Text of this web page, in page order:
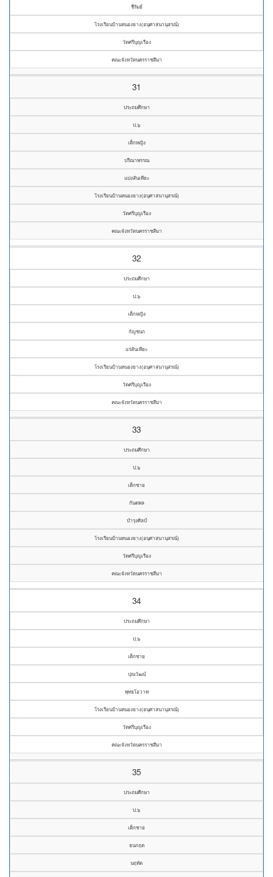
ชีรัมย์
โรงเรียนบ้านหนองยาง(อนุศาสนานุสรณ์)
วัดศรีบุญเรือง
คณะจังหวัดนครราชสีมา
31
ประถมศึกษา
ป.๖
เด็กหญิง
ปรีณาพรรณ
แบ่งสันเทียะ
โรงเรียนบ้านหนองยาง(อนุศาสนานุสรณ์)
วัดศรีบุญเรือง
คณะจังหวัดนครราชสีมา
32
ประถมศึกษา
ป.๖
เด็กหญิง
กัญชนก
แร่สันเทียะ
โรงเรียนบ้านหนองยาง(อนุศาสนานุสรณ์)
วัดศรีบุญเรือง
คณะจังหวัดนครราชสีมา
33
ประถมศึกษา
ป.๖
เด็กชาย
กันตพล
บำรุงศิลป์
โรงเรียนบ้านหนองยาง(อนุศาสนานุสรณ์)
วัดศรีบุญเรือง
คณะจังหวัดนครราชสีมา
34
ประถมศึกษา
ป.๖
เด็กชาย
ปุณวัฒน์
พุทธโอวาท
โรงเรียนบ้านหนองยาง(อนุศาสนานุสรณ์)
วัดศรีบุญเรือง
คณะจังหวัดนครราชสีมา
35
ประถมศึกษา
ป.๖
เด็กชาย
ธนกฤต
นฤทัต